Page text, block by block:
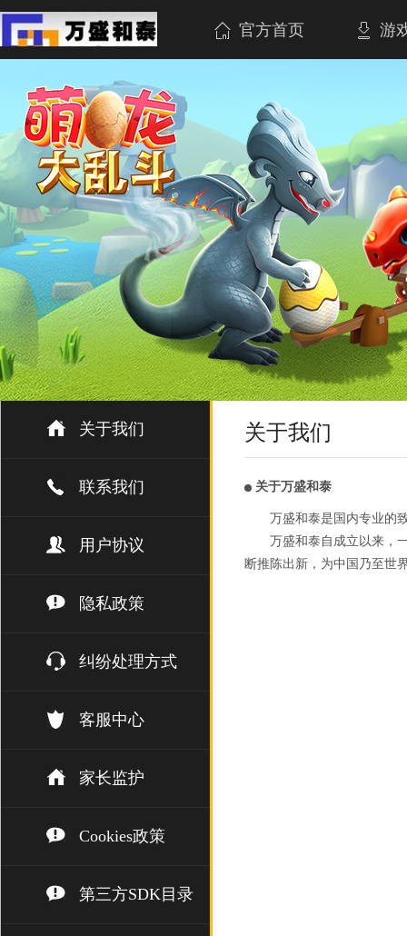
官方首页 游
关于我们
联系我们
用户协议
隐私政策
纠纷处理方式
客服中心
家长监护
Cookies政策
第三方SDK目录
关于我们
关于万盛和泰
万盛和泰是国内专业的
万盛和泰自成立以来，
断推陈出新，为中国乃至世